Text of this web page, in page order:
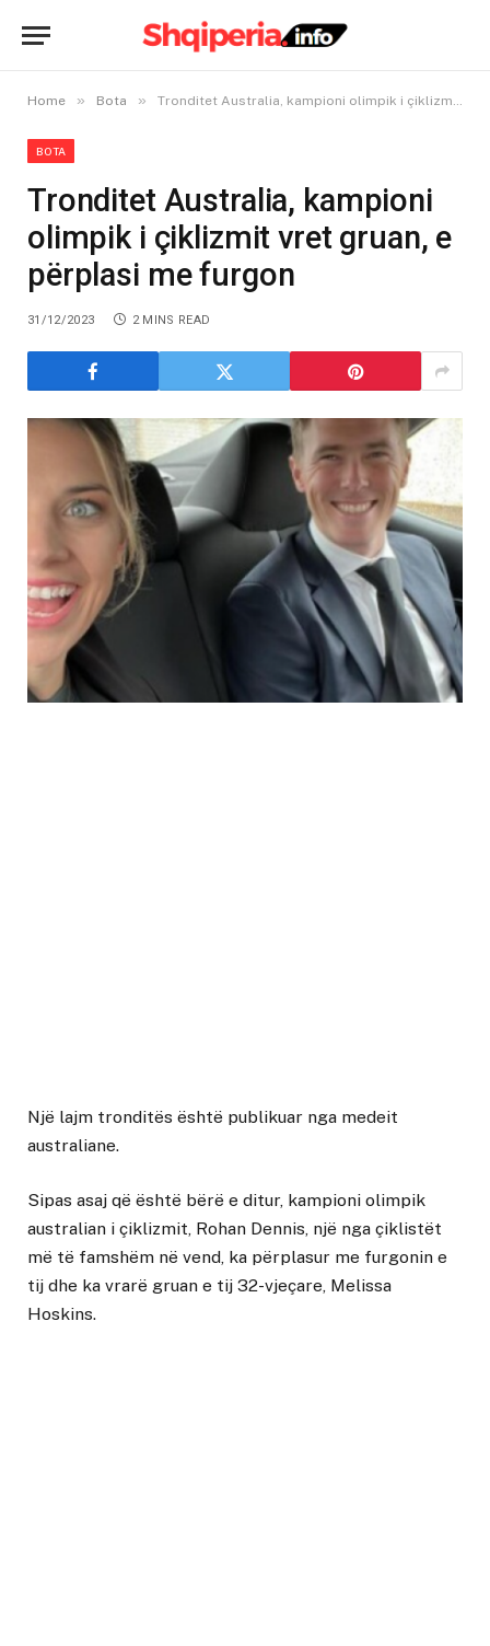
Home » Bota » Tronditet Australia, kampioni olimpik i çiklizmit vret gruan, e përplasi me furgon
BOTA
Tronditet Australia, kampioni
olimpik i çiklizmit vret gruan, e
përplasi me furgon
31/12/2023 2 MINS READ
Një lajm tronditës është publikuar nga medeit
australiane.
Sipas asaj që është bërë e ditur, kampioni olimpik
australian i çiklizmit, Rohan Dennis, një nga çiklistët
më të famshëm në vend, ka përplasur me furgonin e
tij dhe ka vrarë gruan e tij 32-vjeçare, Melissa
Hoskins.